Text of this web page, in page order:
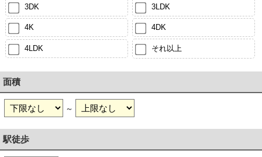
3DK 3LDK
4K 4DK
4LDK それ以上
面積
～
駅徒歩